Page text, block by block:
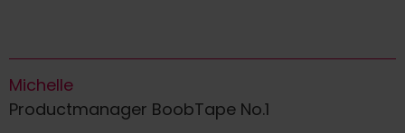
Michelle
Productmanager BoobTape No.1